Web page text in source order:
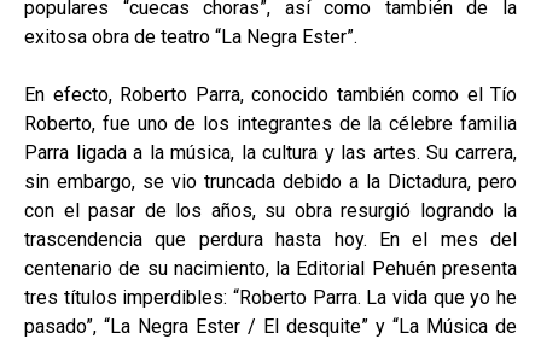
populares “cuecas choras”, así como también de la
exitosa obra de teatro “La Negra Ester”.
En efecto, Roberto Parra, conocido también como el Tío
Roberto, fue uno de los integrantes de la célebre familia
Parra ligada a la música, la cultura y las artes. Su carrera,
sin embargo, se vio truncada debido a la Dictadura, pero
con el pasar de los años, su obra resurgió logrando la
trascendencia que perdura hasta hoy. En el mes del
centenario de su nacimiento, la Editorial Pehuén presenta
tres títulos imperdibles: “Roberto Parra. La vida que yo he
pasado”, “La Negra Ester / El desquite” y “La Música de